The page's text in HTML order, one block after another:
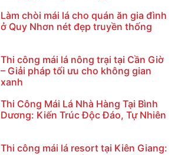
Làm chòi mái lá cho quán ăn gia đình
ở Quy Nhơn nét đẹp truyền thống
Thi công mái lá nông trại tại Cần Giờ
– Giải pháp tối ưu cho không gian
xanh
Thi Công Mái Lá Nhà Hàng Tại Bình
Dương: Kiến Trúc Độc Đáo, Tự Nhiên
Thi công mái lá resort tại Kiên Giang: